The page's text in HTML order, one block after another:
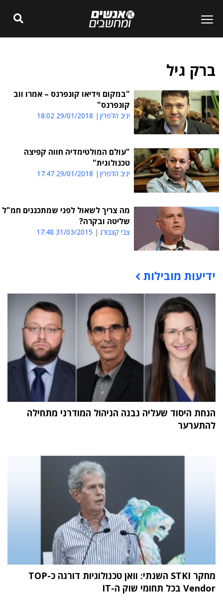
ברק גיל
"במקום וידיאו קונפרנס – אמרו ווב
קונפרנס"
יניב הלפרין 29/01/2018 18:02
"עולם המולטימדיה חווה קפיצה
טכנולוגית"
יניב הלפרין 29/01/2018 17:47
מה צריך לשאול לפני שמתכננים חמ"ל
שליטה ובקרה?
צבי קצבורג 31/03/2015 17:48
תוכן פרסומי
ידיעות מובילות
הנחת היסוד שעליה נבנה הניהול המודרני מתחילה
להתערער
מחקר STKI השנתי: וואן טכנולוגיות דורגה כ-TOP
Vendor בכל תחומי שוק ה-IT